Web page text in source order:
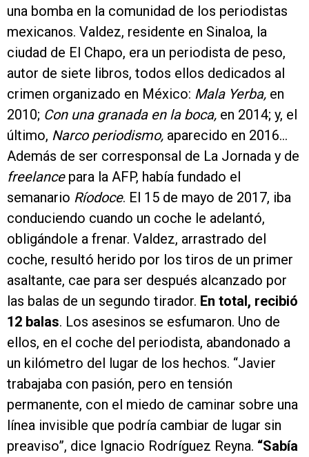
una bomba en la comunidad de los periodistas
mexicanos. Valdez, residente en Sinaloa, la
ciudad de El Chapo, era un periodista de peso,
autor de siete libros, todos ellos dedicados al
crimen organizado en México: Mala Yerba, en
2010; Con una granada en la boca, en 2014; y, el
último, Narco periodismo, aparecido en 2016…
Además de ser corresponsal de La Jornada y de
freelancepara la AFP, había fundado el
semanario Ríodoce. El 15 de mayo de 2017, iba
conduciendo cuando un coche le adelantó,
obligándole a frenar. Valdez, arrastrado del
coche, resultó herido por los tiros de un primer
asaltante, cae para ser después alcanzado por
las balas de un segundo tirador. En total, recibió
12 balas. Los asesinos se esfumaron. Uno de
ellos, en el coche del periodista, abandonado a
un kilómetro del lugar de los hechos. “Javier
trabajaba con pasión, pero en tensión
permanente, con el miedo de caminar sobre una
línea invisible que podría cambiar de lugar sin
preaviso”, dice Ignacio Rodríguez Reyna. “Sabía